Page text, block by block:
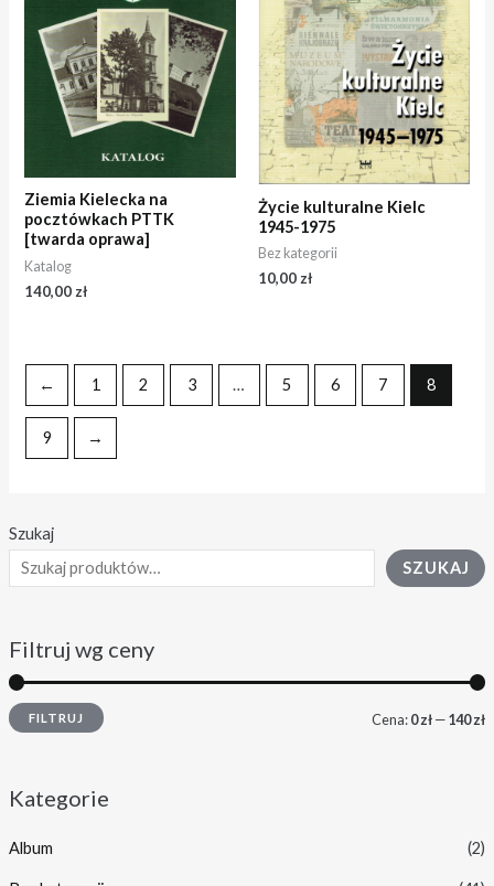
Szukaj
SZUKAJ
Filtruj wg ceny
FILTRUJ Cena:0 zł—140 zł
Kategorie
Album (2)
Ziemia Kielecka na
pocztówkach PTTK
[twarda oprawa]
Katalog
140,00 zł
Życie kulturalne Kielc
1945-1975
Bez kategorii
10,00zł
← 1 2 3 … 5 6 7 8
9 →